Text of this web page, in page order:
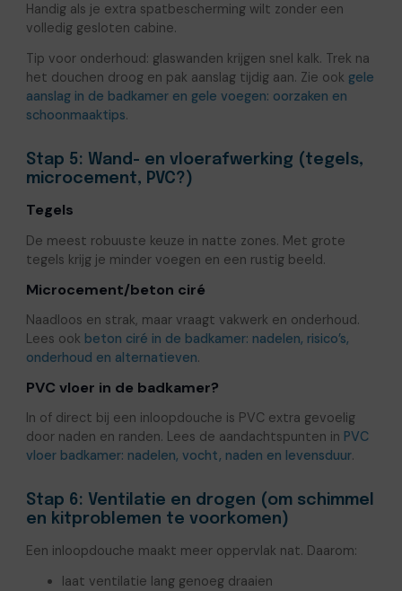
Handig als je extra spatbescherming wilt zonder een
volledig gesloten cabine.
Tip voor onderhoud: glaswanden krijgen snel kalk. Trek na
het douchen droog en pak aanslag tijdig aan. Zie ook gele
aanslag in de badkamer en gele voegen: oorzaken en
schoonmaaktips.
Stap 5: Wand- en vloerafwerking (tegels,
microcement, PVC?)
Tegels
De meest robuuste keuze in natte zones. Met grote
tegels krijg je minder voegen en een rustig beeld.
Microcement/beton ciré
Naadloos en strak, maar vraagt vakwerk en onderhoud.
Lees ook beton ciré in de badkamer: nadelen, risico’s,
onderhoud en alternatieven.
PVC vloer in de badkamer?
In of direct bij een inloopdouche is PVC extra gevoelig
door naden en randen. Lees de aandachtspunten in PVC
vloer badkamer: nadelen, vocht, naden en levensduur.
Stap 6: Ventilatie en drogen (om schimmel
en kitproblemen te voorkomen)
Een inloopdouche maakt meer oppervlak nat. Daarom:
laat ventilatie lang genoeg draaien